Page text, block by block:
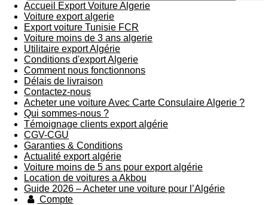
Accueil Export Voiture Algerie
Voiture export algerie
Export voiture Tunisie FCR
Voiture moins de 3 ans algerie
Utilitaire export Algérie
Conditions d'export Algerie
Comment nous fonctionnons
Délais de livraison
Contactez-nous
Acheter une voiture Avec Carte Consulaire Algerie ?
Qui sommes-nous ?
Témoignage clients export algérie
CGV-CGU
Garanties & Conditions
Actualité export algérie
Voiture moins de 5 ans pour export algérie
Location de voitures a Akbou
Guide 2026 – Acheter une voiture pour l’Algérie
Compte